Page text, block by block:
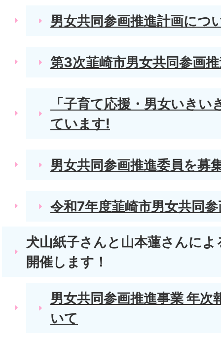
男女共同参画推進計画につ
第3次韮崎市男女共同参画
「子育て応援・男女いき
ています!
男女共同参画推進委員を募
令和7年度韮崎市男女共同
犬山紙子さんと山本蓮さんに
開催します！
男女共同参画推進事業 年次
いて